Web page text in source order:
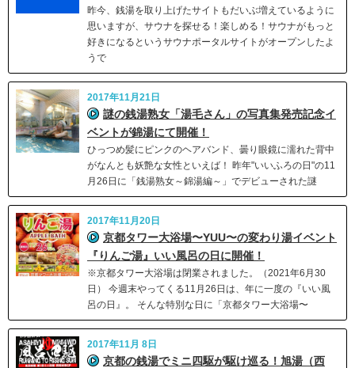
昨今、銭湯を取り上げたサイトもだいぶ増えているように
思いますが、サウナを探せる！楽しめる！サウナがもっと
好きになるというサウナポータルサイトがオープンしたよ
うで
2017年11月21日
謎の銭湯熟女「湯毛さん」の写真集発売記念イ
ベントが錦湯にて開催！
ひっつめ髪にピンクのヘアバンド、曇り眼鏡に濡れた背中
がなんとも妖艶な女性といえば！ 昨年"いいふろの日"の11
月26日に「銭湯熟女～錦湯編～」でデビューされた謎
2017年11月20日
京都タワー大浴場〜YUU〜の変わり湯イベント
『りんご湯』いい風呂の日に開催！
※京都タワー大浴場は閉業されました。（2021年6月30
日） 今週末やってくる11月26日は、年に一度の『いい風
呂の日』。 そんな特別な日に「京都タワー大浴場〜
2017年11月 8日
京都の銭湯でミニ四駆が駆け巡る！旭湯（西